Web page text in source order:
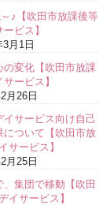
♪【吹田市放課後等
ビス】
月1日
の変化【吹田市放課
ービス】
月26日
イサービス向け自己
について【吹田市放
サービス】
月25日
集団で移動【吹田
イサービス】